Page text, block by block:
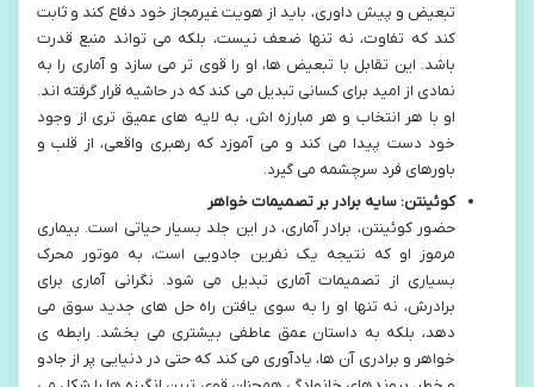
تبعیض و پیش داوری، باید از هویت غیرمجاز خود دفاع کند و ثابت
کند که تفاوت، نه تنها ضعف نیست، بلکه می تواند منبع قدرت
باشد. این تقابل با تبعیض ها، او را قوی تر می سازد و آماری را به
نمادی از امید برای کسانی تبدیل می کند که در حاشیه قرار گرفته اند.
او با هر انتخاب و هر مبارزه اش، به لایه های عمیق تری از وجود
خود دست پیدا می کند و می آموزد که رهبری واقعی، از قلب و
باورهای فرد سرچشمه می گیرد.
کوئینتن: سایه برادر بر تصمیمات خواهر
حضور کوئینتن، برادر آماری، در این جلد بسیار حیاتی است. بیماری
مرموز او که نتیجه یک نفرین جادویی است، به موتور محرک
بسیاری از تصمیمات آماری تبدیل می شود. نگرانی آماری برای
برادرش، نه تنها او را به سوی یافتن راه حل های جدید سوق می
دهد، بلکه به داستان عمق عاطفی بیشتری می بخشد. رابطه ی
خواهر و برادری آن ها، یادآوری می کند که حتی در دنیایی پر از جادو